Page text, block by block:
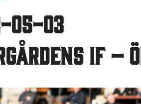
05-03
IF –